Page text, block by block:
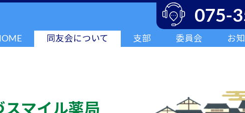
同友会について 支部 委員会 お
075-
マイル薬局